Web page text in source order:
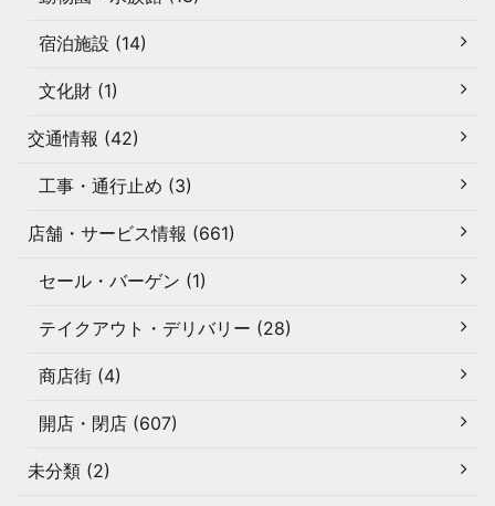
宿泊施設 (14)
文化財 (1)
交通情報 (42)
工事・通行止め (3)
店舗・サービス情報 (661)
セール・バーゲン (1)
テイクアウト・デリバリー (28)
商店街 (4)
開店・閉店 (607)
未分類 (2)